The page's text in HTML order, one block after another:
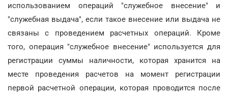
использованием операций "служебное внесение" и
"служебная выдача", если такое внесение или выдача не
связаны с проведением расчетных операций. Кроме
того, операция "служебное внесение" используется для
регистрации суммы наличности, которая хранится на
месте проведения расчетов на момент регистрации
первой расчетной операции, которая проводится после